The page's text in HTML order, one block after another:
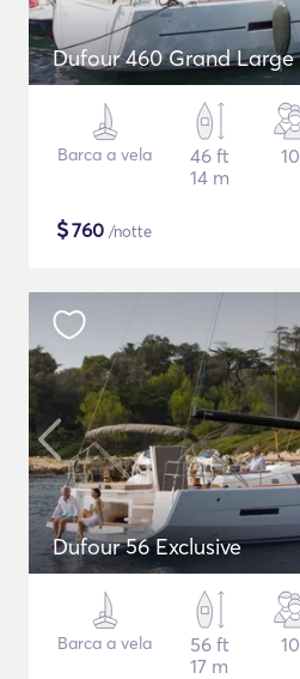
Dufour 460 Grand Large
Barca a vela
46 ft
14 m
10
$760 /notte
Dufour 56 Exclusive
Barca a vela
56 ft
17 m
10